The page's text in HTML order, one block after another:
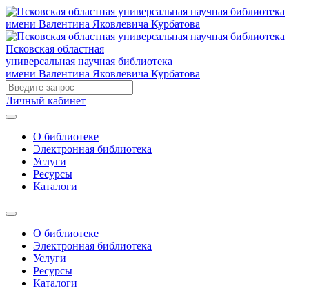
Псковская областная
универсальная научная библиотека
имени Валентина Яковлевича Курбатова
Личный кабинет
О библиотеке
Электронная библиотека
Услуги
Ресурсы
Каталоги
О библиотеке
Электронная библиотека
Услуги
Ресурсы
Каталоги